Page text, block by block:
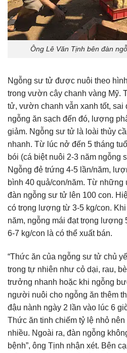
Ông Lê Văn Tịnh bên đàn
Ngỗng sư tử được nuôi theo
trong vườn cây chanh vàng Mỹ.
tử, vườn chanh vẫn xanh tốt, sai
ngỗng ăn sạch đến đó, lượng
giảm. Ngỗng sư tử là loài thủy
nhanh. Từ lúc nở đến 5 tháng
bói (cá biệt nuôi 2-3 năm ngỗng
Ngỗng đẻ trứng 4-5 lần/năm,
bình 40 quả/con/năm. Từ những
đàn ngỗng sư tử lên 100 con.
có trọng lượng từ 3-5 kg/con.
năm, ngỗng mái đạt trọng lượng
6-7 kg/con là có thể xuất bán.
“Thức ăn của ngỗng sư tử chủ
trong tự nhiên như cỏ dại, rau,
trưởng nhanh hoặc khi ngỗng
người nuôi cho ngỗng ăn thêm
đậu nành ngày 2 lần vào lúc 6
Thức ăn tinh chiếm tỷ lệ nhỏ
nhiều. Ngoài ra, đàn ngỗng
bệnh”, ông Tịnh nhận xét. Bên